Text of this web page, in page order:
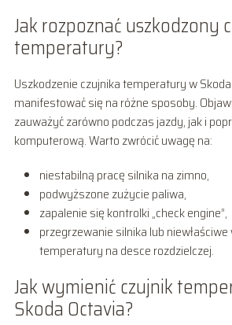
Jak rozpoznać uszkodzony
temperatury?
Uszkodzenie czujnika temperatury w
manifestować się na różne sposoby.
zauważyć zarówno podczas jazdy, jak i
komputerową. Warto zwrócić uwagę na:
niestabilną pracę silnika na zimno,
podwyższone zużycie paliwa,
zapalenie się kontrolki „check engine”,
przegrzewanie silnika lub
temperatury na desce rozdzielczej.
Jak wymienić czujnik
Skoda Octavia?